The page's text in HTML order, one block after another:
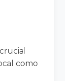
como